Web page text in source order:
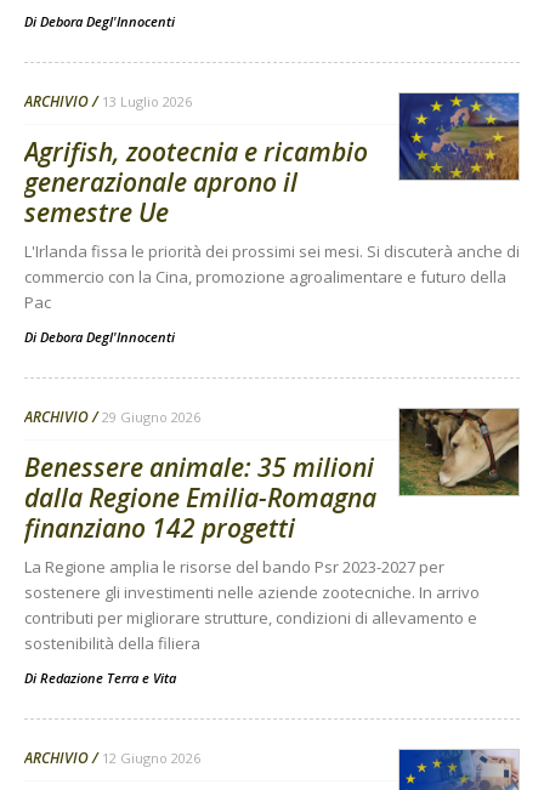
Di Debora Degl'Innocenti
ARCHIVIO 13 Luglio 2026
Agrifish, zootecnia e ricambio
generazionale aprono il
semestre Ue
L'Irlanda fissa le priorità dei prossimi sei mesi. Si discuterà anche di
commercio con la Cina, promozione agroalimentare e futuro della
Pac
Di Debora Degl'Innocenti
ARCHIVIO 29 Giugno 2026
Benessere animale: 35 milioni
dalla Regione Emilia-Romagna
finanziano 142 progetti
La Regione amplia le risorse del bando Psr 2023-2027 per
sostenere gli investimenti nelle aziende zootecniche. In arrivo
contributi per migliorare strutture, condizioni di allevamento e
sostenibilità della filiera
Di Redazione Terra e Vita
ARCHIVIO 12 Giugno 2026